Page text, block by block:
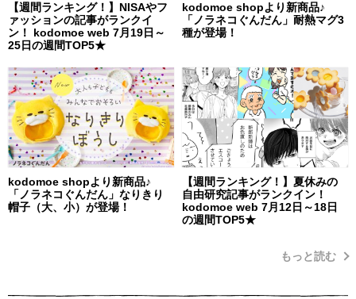
【週間ランキング！】NISAやフ
ァッションの記事がランクイ
ン！ kodomoe web 7月19日～
25日の週間TOP5★
kodomoe shopより新商品♪
「ノラネコぐんだん」耐熱マグ3
種が登場！
kodomoe shopより新商品♪
「ノラネコぐんだん」なりきり
帽子（大、小）が登場！
【週間ランキング！】夏休みの
自由研究記事がランクイン！
kodomoe web 7月12日～18日
の週間TOP5★
もっと読む